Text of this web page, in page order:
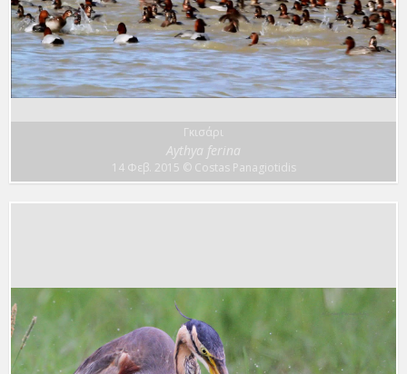
Γκισάρι
Aythya ferina
14 Φεβ. 2015 © Costas Panagiotidis